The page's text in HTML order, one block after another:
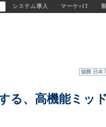
システム導入 マーケ×IT
る、高機能ミッ